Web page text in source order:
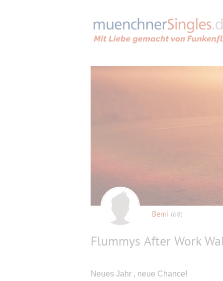
Bemi (68)
Flummys After Work
Neues Jahr , neue Chance!